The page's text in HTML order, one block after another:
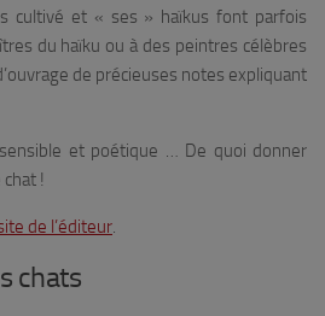
cultivé et « ses » haïkus font parfois
du haïku ou à des peintres célèbres
de précieuses notes expliquant
et poétique … De quoi donner
!
de l’éditeur.
chats